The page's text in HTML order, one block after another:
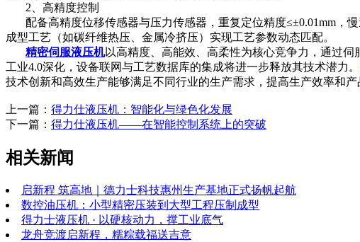
‌ 2、高精度控制‌
配备高精度位移传感器与压力传感器，重复定位精度≤±0.01mm，
成型工艺（如碳纤维热压、金属冷挤压）实现工艺参数动态匹配。
精密伺服液压机以‌高精度、高能效、高柔性‌为核心竞争力，通过
工业4.0深化，设备联网与工艺数据库的集成将进一步释放其技术潜力。
技术创新和高效生产能够满足不同行业的生产需求，提高生产效率和
上一篇： 得力仕液压机：智能化与绿色化发展
下一篇： 得力仕液压机——在智能控制系统上的突破
相关新闻
启新程 筑高地｜德力士科技惠州生产基地正式扬帆起航
数控油压机：小型精密压装到大型工程压制成型
得力士液压机 · 以硬核动力，撑工业底气
龙舟竞渡启新程，糯粽载福送吉意